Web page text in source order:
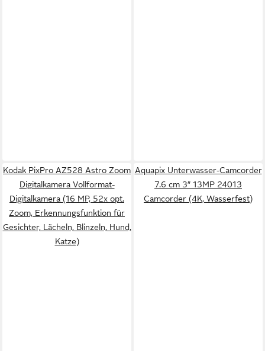
Kodak PixPro AZ528 Astro Zoom
Digitalkamera Vollformat-
Digitalkamera (16 MP, 52x opt.
Zoom, Erkennungsfunktion für
Gesichter, Lächeln, Blinzeln, Hund,
Katze)
Aquapix Unterwasser-Camcorder
7.6 cm 3″ 13MP 24013
Camcorder (4K, Wasserfest)